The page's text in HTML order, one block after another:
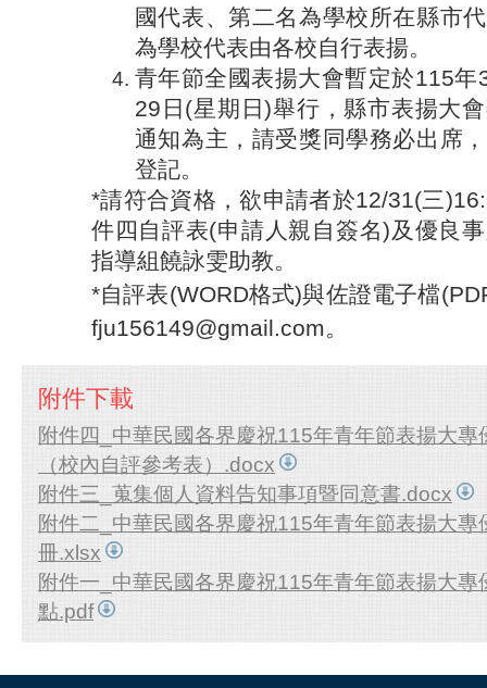
國代表、第二名為學校所在縣市
為學校代表由各校自行表揚。
青年節全國表揚大會暫定於115
29日(星期日)舉行，縣市表揚大
通知為主，請受獎同學務必出席
登記。
*請符合資格，欲申請者於12/31(三
件四自評表(申請人親自簽名)及優良
指導組饒詠雯助教。
*自評表(WORD格式)與佐證電子檔
fju156149@gmail.com。
附件下載
附件四_中華民國各界慶祝115年青年節表揚大專
（校內自評參考表）.docx
附件三_蒐集個人資料告知事項暨同意書.docx
附件二_中華民國各界慶祝115年青年節表揚大專
冊.xlsx
附件一_中華民國各界慶祝115年青年節表揚大專
點.pdf